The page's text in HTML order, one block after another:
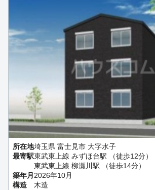
所在地埼玉県 富士見市 大字水子
最寄駅東武東上線 みずほ台駅 （徒歩12分）
東武東上線 柳瀬川駅 （徒歩14分）
築年月 2026年10月
構造
木造